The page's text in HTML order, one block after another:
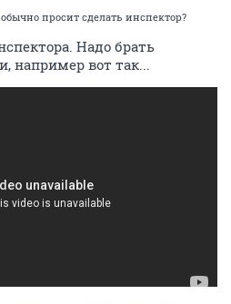
просит сделать инспектор?
Надо брать
например вот так...